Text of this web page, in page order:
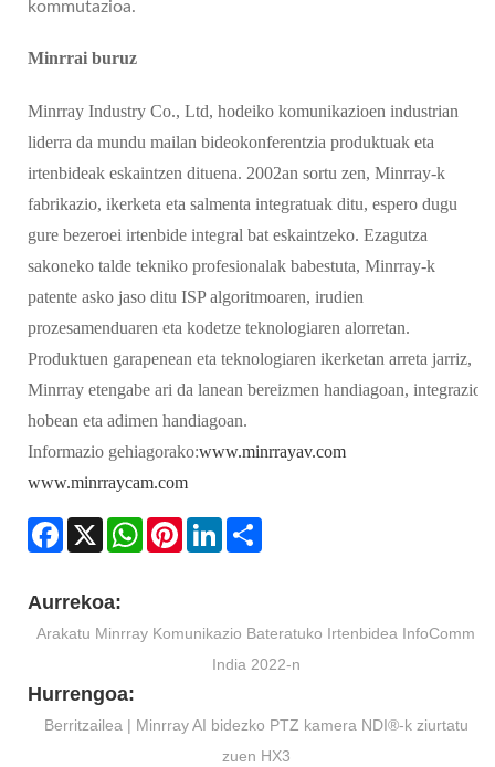
kommutazioa.
Minrrai buruz
Minrray Industry Co., Ltd, hodeiko komunikazioen industrian
liderra da mundu mailan bideokonferentzia produktuak eta
irtenbideak eskaintzen dituena. 2002an sortu zen, Minrray-k
fabrikazio, ikerketa eta salmenta integratuak ditu, espero dugu
gure bezeroei irtenbide integral bat eskaintzeko. Ezagutza
sakoneko talde tekniko profesionalak babestuta, Minrray-k
patente asko jaso ditu ISP algoritmoaren, irudien
prozesamenduaren eta kodetze teknologiaren alorretan.
Produktuen garapenean eta teknologiaren ikerketan arreta jarriz,
Minrray etengabe ari da lanean bereizmen handiagoan, integrazio
hobean eta adimen handiagoan.
Informazio gehiagorako:www.minrrayav.com
www.minrraycam.com
Facebook
X WhatsAppPinterestLinkedIn
Aurrekoa:
Arakatu Minrray Komunikazio Bateratuko Irtenbidea InfoComm
India 2022-n
Hurrengoa:
Berritzailea | Minrray AI bidezko PTZ kamera NDI®-k ziurtatu
zuen HX3